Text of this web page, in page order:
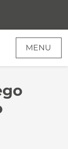
MENU